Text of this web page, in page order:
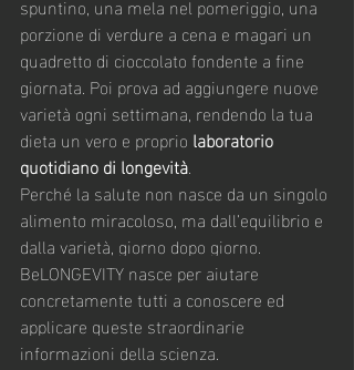
spuntino, una mela nel pomeriggio, una
porzione di verdure a cena e magari un
quadretto di cioccolato fondente a fine
giornata. Poi prova ad aggiungere nuove
varietà ogni settimana, rendendo la tua
dieta un vero e proprio laboratorio
quotidiano di longevità.
Perché la salute non nasce da un singolo
alimento miracoloso, ma dall’equilibrio e
dalla varietà, giorno dopo giorno.
BeLONGEVITY nasce per aiutare
concretamente tutti a conoscere ed
applicare queste straordinarie
informazioni della scienza.